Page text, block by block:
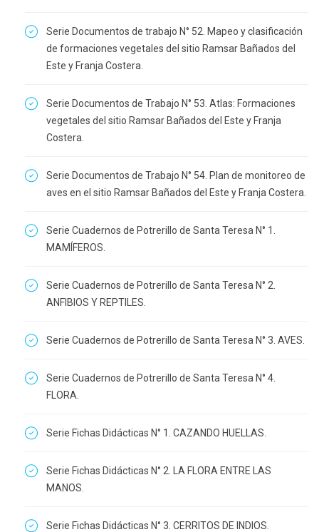
Serie Documentos de trabajo N° 52. Mapeo y clasificación
de formaciones vegetales del sitio Ramsar Bañados del
Este y Franja Costera.
Serie Documentos de Trabajo N° 53. Atlas: Formaciones
vegetales del sitio Ramsar Bañados del Este y Franja
Costera.
Serie Documentos de Trabajo N° 54. Plan de monitoreo de
aves en el sitio Ramsar Bañados del Este y Franja Costera.
Serie Cuadernos de Potrerillo de Santa Teresa N° 1.
MAMÍFEROS.
Serie Cuadernos de Potrerillo de Santa Teresa N° 2.
ANFIBIOS Y REPTILES.
Serie Cuadernos de Potrerillo de Santa Teresa N° 3. AVES.
Serie Cuadernos de Potrerillo de Santa Teresa N° 4.
FLORA.
Serie Fichas Didácticas N° 1. CAZANDO HUELLAS.
Serie Fichas Didácticas N° 2. LA FLORA ENTRE LAS
MANOS.
Serie Fichas Didácticas N° 3. CERRITOS DE INDIOS.